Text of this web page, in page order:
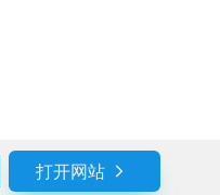
打开网站